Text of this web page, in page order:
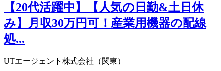
【20代活躍中】【人気の日勤&土日休
み】月収30万円可！産業用機器の配線
処...
UTエージェント株式会社（関東）